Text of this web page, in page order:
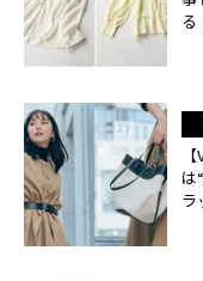
る
は
ラ